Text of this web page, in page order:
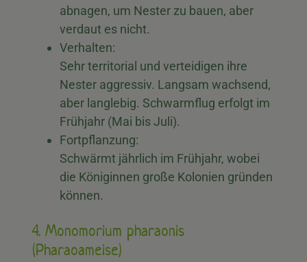
abnagen, um Nester zu bauen, aber
verdaut es nicht.
Verhalten:
Sehr territorial und verteidigen ihre
Nester aggressiv. Langsam wachsend,
aber langlebig. Schwarmflug erfolgt im
Frühjahr (Mai bis Juli).
Fortpflanzung:
Schwärmt jährlich im Frühjahr, wobei
die Königinnen große Kolonien gründen
können.
4. Monomorium pharaonis
(Pharaoameise)